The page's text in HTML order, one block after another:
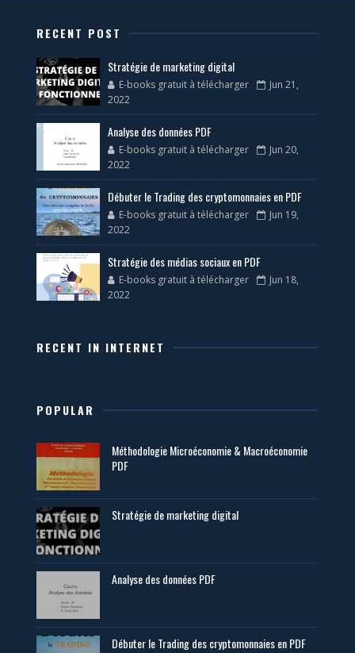
RECENT POST
Stratégie de marketing digital
E-books gratuit à télécharger
Jun 21,
2022
Analyse des données PDF
E-books gratuit à télécharger
Jun 20,
2022
Débuter le Trading des cryptomonnaies en PDF
E-books gratuit à télécharger
Jun 19,
2022
Stratégie des médias sociaux en PDF
E-books gratuit à télécharger
Jun 18,
2022
RECENT IN INTERNET
POPULAR
Méthodologie Microéconomie & Macroéconomie
PDF
Stratégie de marketing digital
Analyse des données PDF
Débuter le Trading des cryptomonnaies en PDF